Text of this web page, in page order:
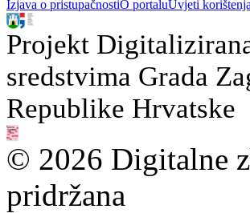
Izjava o pristupačnostiO portaluUvjeti korištenja
Projekt
sredstvima Grada
Republike Hrvatske
© 2026 Digitalne
pridržana